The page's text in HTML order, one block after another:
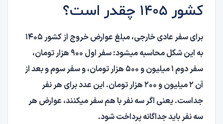
کشور ۱۴۰۵ چقدر است؟
برای سفر عادی خارجی، مبلغ عوارض خروج از کشور ۱۴۰۵
به این شکل محاسبه میشود: سفر اول ۹۰۰ هزار تومان،
سفر دوم ۱ میلیون و ۵۰۰ هزار تومان، و سفر سوم و بعد از
آن ۲ میلیون و ۲۰۰ هزار تومان. این عدد برای هر نفر
جداست. یعنی اگر سه نفر با هم سفر میکنند، عوارض هر
سه نفر باید جداگانه پرداخت شود.